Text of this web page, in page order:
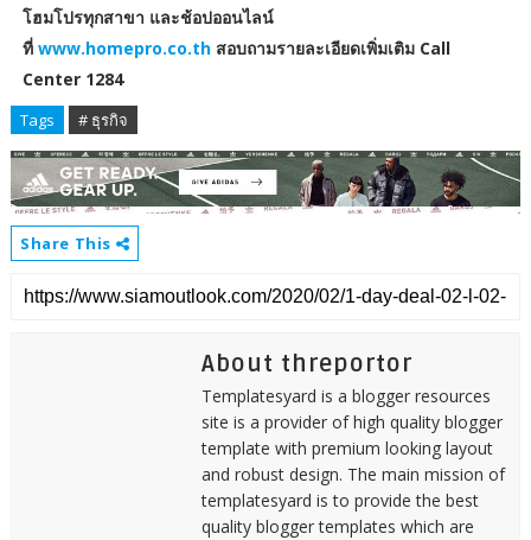
โฮมโปรทุกสาขา และช้อปออนไลน์
ที่ www.homepro.co.thสอบถามรายละเอียดเพิ่มเติม Call
Center 1284
Tags # ธุรกิจ
Share This
About threportor
Templatesyard is a blogger resources
site is a provider of high quality blogger
template with premium looking layout
and robust design. The main mission of
templatesyard is to provide the best
quality blogger templates which are